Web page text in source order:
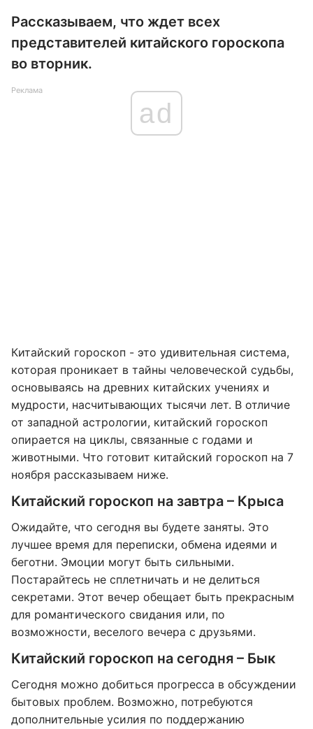
Рассказываем, что ждет всех
представителей китайского гороскопа
во вторник.
Реклама
ad
Китайский гороскоп - это удивительная система,
которая проникает в тайны человеческой судьбы,
основываясь на древних китайских учениях и
мудрости, насчитывающих тысячи лет. В отличие
от западной астрологии, китайский гороскоп
опирается на циклы, связанные с годами и
животными. Что готовит китайский гороскоп на 7
ноября рассказываем ниже.
Китайский гороскоп на завтра – Крыса
Ожидайте, что сегодня вы будете заняты. Это
лучшее время для переписки, обмена идеями и
беготни. Эмоции могут быть сильными.
Постарайтесь не сплетничать и не делиться
секретами. Этот вечер обещает быть прекрасным
для романтического свидания или, по
возможности, веселого вечера с друзьями.
Китайский гороскоп на сегодня – Бык
Сегодня можно добиться прогресса в обсуждении
бытовых проблем. Возможно, потребуются
дополнительные усилия по поддержанию